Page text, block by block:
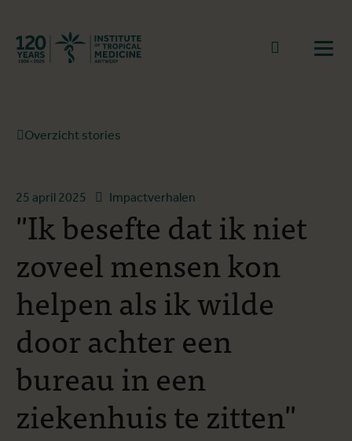
Terug naar start
Naar
Overzicht stories
25 april 2025 Impactverhalen
"Ik besefte dat ik niet
zoveel mensen kon
helpen als ik wilde
door achter een
bureau in een
ziekenhuis te zitten"